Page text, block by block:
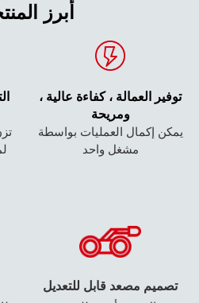
أبرز
توفير العمالة ، كفاءة عالية ،
ومريحة
يمكن إكمال العمليات بواسطة
مشغل واحد
تصميم مصعد قابل للتعديل